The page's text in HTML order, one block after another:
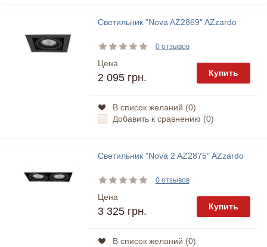
Светильник "Nova AZ2869" AZzardo
0 отзывов
Цена
2 095 грн. Купить
В список желаний (0)
Добавить к сравнению (0)
Светильник "Nova 2 AZ2875" AZzardo
0 отзывов
Цена
3 325 грн. Купить
В список желаний (0)